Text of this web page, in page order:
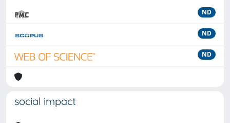
ND
ND
ND
social impact